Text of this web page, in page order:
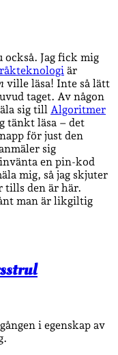
också. Jag fick mig
är
ville läsa! Inte så lätt
taget. Av någon
sig till Algoritmer
tänkt läsa – det
för just den
sig
en pin-kod
mig, så jag skjuter
tills den är här.
man är likgiltig
i egenskap av